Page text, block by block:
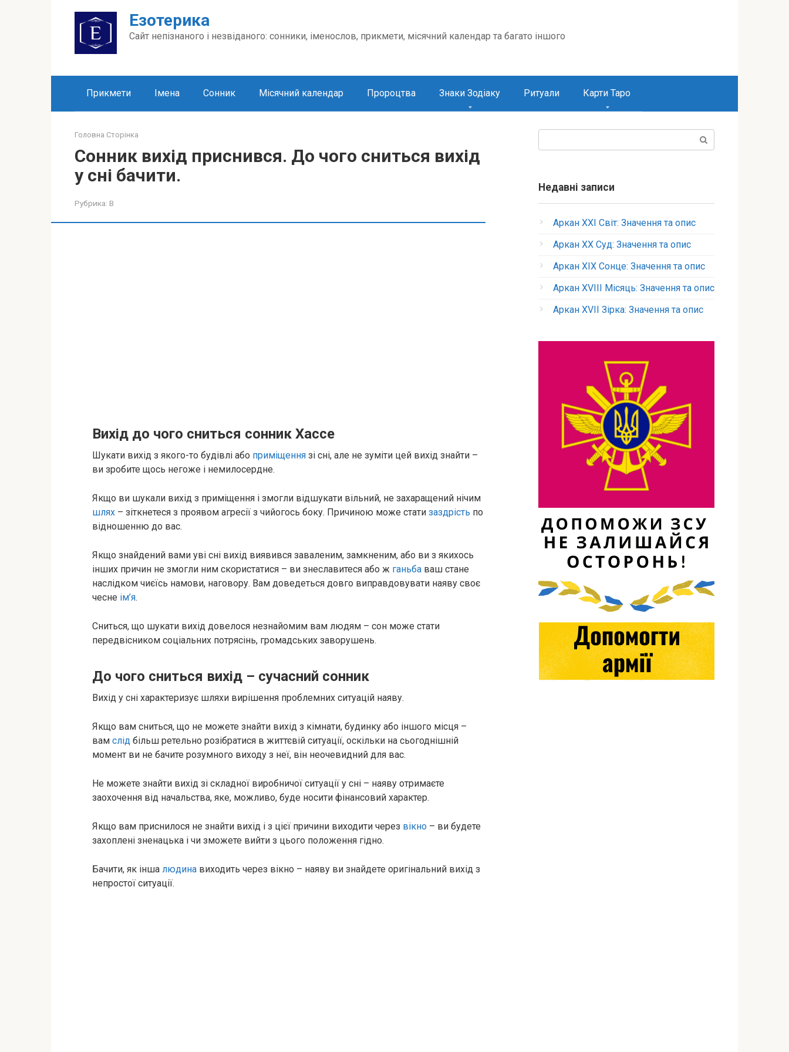
Езотерика
Сайт непізнаного і незвіданого: сонники, іменослов, прикмети, місячний календар та багато іншого
Прикмети Імена Сонник Місячний календар Пророцтва Знаки Зодіаку Ритуали Карти Таро
Головна Сторінка
Сонник вихід приснився. До чого сниться вихід
у сні бачити.
Рубрика: В
Вихід до чого сниться сонник Хассе
Шукати вихід з якого-то будівлі або приміщення зі сні, але не зуміти цей вихід знайти –
ви зробите щось негоже і немилосердне.
Якщо ви шукали вихід з приміщення і змогли відшукати вільний, не захаращений нічим
шлях – зіткнетеся з проявом агресії з чийогось боку. Причиною може стати заздрість по
відношенню до вас.
Якщо знайдений вами уві сні вихід виявився заваленим, замкненим, або ви з якихось
інших причин не змогли ним скористатися – ви знеславитеся або ж ганьба ваш стане
наслідком чиєїсь намови, наговору. Вам доведеться довго виправдовувати наяву своє
чесне ім’я.
Сниться, що шукати вихід довелося незнайомим вам людям – сон може стати
передвісником соціальних потрясінь, громадських заворушень.
До чого сниться вихід – сучасний сонник
Вихід у сні характеризує шляхи вирішення проблемних ситуацій наяву.
Якщо вам сниться, що не можете знайти вихід з кімнати, будинку або іншого місця –
вам слід більш ретельно розібратися в життєвій ситуації, оскільки на сьогоднішній
момент ви не бачите розумного виходу з неї, він неочевидний для вас.
Не можете знайти вихід зі складної виробничої ситуації у сні – наяву отримаєте
заохочення від начальства, яке, можливо, буде носити фінансовий характер.
Якщо вам приснилося не знайти вихід і з цієї причини виходити через вікно – ви будете
захоплені зненацька і чи зможете вийти з цього положення гідно.
Бачити, як інша людина виходить через вікно – наяву ви знайдете оригінальний вихід з
непростої ситуації.
Недавні записи
Аркан XXI Світ: Значення та опис
Аркан XX Суд: Значення та опис
Аркан XIX Сонце: Значення та опис
Аркан XVIII Місяць: Значення та опис
Аркан XVII Зірка: Значення та опис